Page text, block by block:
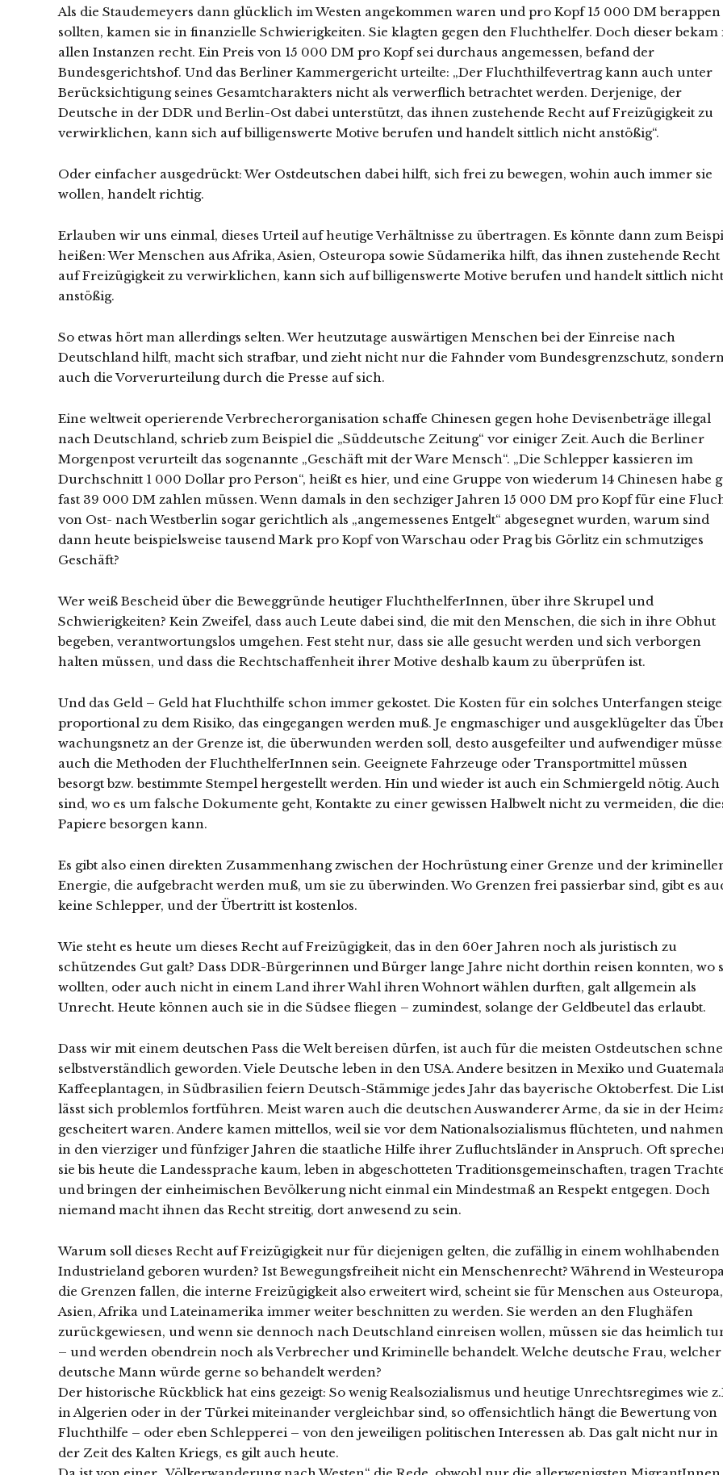
Als die Staudemeyers dann glücklich im Westen angekommen waren und pro Kopf 15 000 DM berappen
sollten, kamen sie in finanzielle Schwierigkeiten. Sie klagten gegen den Fluchthelfer. Doch dieser bekam
allen Instanzen recht. Ein Preis von 15 000 DM pro Kopf sei durchaus angemessen, befand der
Bundesgerichtshof. Und das Berliner Kammergericht urteilte: „Der Fluchthilfevertrag kann auch unter
Berücksichtigung seines Gesamtcharakters nicht als verwerflich betrachtet werden. Derjenige, der
Deutsche in der DDR und Berlin-Ost dabei unterstützt, das ihnen zustehende Recht auf Freizügigkeit zu
verwirklichen, kann sich auf billigenswerte Motive berufen und handelt sittlich nicht anstößig“.
Oder einfacher ausgedrückt: Wer Ostdeutschen dabei hilft, sich frei zu bewegen, wohin auch immer sie
wollen, handelt richtig.
Erlauben wir uns einmal, dieses Urteil auf heutige Verhältnisse zu übertragen. Es könnte dann zum
heißen: Wer Menschen aus Afrika, Asien, Osteuropa sowie Südamerika hilft, das ihnen zustehende Recht
auf Freizügigkeit zu verwirklichen, kann sich auf billigenswerte Motive berufen und handelt sittlich nicht
anstößig.
So etwas hört man allerdings selten. Wer heutzutage auswärtigen Menschen bei der Einreise nach
Deutschland hilft, macht sich strafbar, und zieht nicht nur die Fahnder vom Bundesgrenzschutz,
auch die Vorverurteilung durch die Presse auf sich.
Eine weltweit operierende Verbrecherorganisation schaffe Chinesen gegen hohe Devisenbeträge illegal
nach Deutschland, schrieb zum Beispiel die „Süddeutsche Zeitung“ vor einiger Zeit. Auch die Berliner
Morgenpost verurteilt das sogenannte „Geschäft mit der Ware Mensch“. „Die Schlepper kassieren im
Durchschnitt 1 000 Dollar pro Person“, heißt es hier, und eine Gruppe von wiederum 14 Chinesen habe
fast 39 000 DM zahlen müssen. Wenn damals in den sechziger Jahren 15 000 DM pro Kopf für eine
von Ost- nach Westberlin sogar gerichtlich als „angemessenes Entgelt“ abgesegnet wurden, warum sind
dann heute beispielsweise tausend Mark pro Kopf von Warschau oder Prag bis Görlitz ein schmutziges
Geschäft?
Wer weiß Bescheid über die Beweggründe heutiger FluchthelferInnen, über ihre Skrupel und
Schwierigkeiten? Kein Zweifel, dass auch Leute dabei sind, die mit den Menschen, die sich in ihre Obhut
begeben, verantwortungslos umgehen. Fest steht nur, dass sie alle gesucht werden und sich verborgen
halten müssen, und dass die Rechtschaffenheit ihrer Motive deshalb kaum zu überprüfen ist.
Und das Geld – Geld hat Fluchthilfe schon immer gekostet. Die Kosten für ein solches Unterfangen
proportional zu dem Risiko, das eingegangen werden muß. Je engmaschiger und ausgeklügelter das
wachungsnetz an der Grenze ist, die überwunden werden soll, desto ausgefeilter und aufwendiger
auch die Methoden der FluchthelferInnen sein. Geeignete Fahrzeuge oder Transportmittel müssen
besorgt bzw. bestimmte Stempel hergestellt werden. Hin und wieder ist auch ein Schmiergeld nötig. Auch
sind, wo es um falsche Dokumente geht, Kontakte zu einer gewissen Halbwelt nicht zu vermeiden, die
Papiere besorgen kann.
Es gibt also einen direkten Zusammenhang zwischen der Hochrüstung einer Grenze und der
Energie, die aufgebracht werden muß, um sie zu überwinden. Wo Grenzen frei passierbar sind, gibt es
keine Schlepper, und der Übertritt ist kostenlos.
Wie steht es heute um dieses Recht auf Freizügigkeit, das in den 60er Jahren noch als juristisch zu
schützendes Gut galt? Dass DDR-Bürgerinnen und Bürger lange Jahre nicht dorthin reisen konnten, wo
wollten, oder auch nicht in einem Land ihrer Wahl ihren Wohnort wählen durften, galt allgemein als
Unrecht. Heute können auch sie in die Südsee fliegen – zumindest, solange der Geldbeutel das erlaubt.
Dass wir mit einem deutschen Pass die Welt bereisen dürfen, ist auch für die meisten Ostdeutschen
selbstverständlich geworden. Viele Deutsche leben in den USA. Andere besitzen in Mexiko und
Kaffeeplantagen, in Südbrasilien feiern Deutsch-Stämmige jedes Jahr das bayerische Ok­­­to­­ber­­­fest. Die
lässt sich problemlos fortführen. Meist waren auch die deutschen Auswanderer Arme, da sie in der
gescheitert waren. Andere kamen mittellos, weil sie vor dem Nationalsozialismus flüchteten, und nahmen
in den vierziger und fünfziger Jahren die staatliche Hilfe ihrer Zufluchtsländer in Anspruch. Oft
sie bis heute die Landessprache kaum, leben in abgeschotteten Traditionsgemeinschaften, tragen
und bringen der einheimischen Bevölkerung nicht einmal ein Mindestmaß an Respekt entgegen. Doch
niemand macht ihnen das Recht streitig, dort anwesend zu sein.
Warum soll dieses Recht auf Freizügigkeit nur für diejenigen gelten, die zufällig in einem wohlhabenden
Industrieland geboren wurden? Ist Bewegungsfreiheit nicht ein Menschenrecht? Während in
die Grenzen fallen, die interne Freizügigkeit also erweitert wird, scheint sie für Menschen aus Osteuropa,
Asien, Afrika und Lateinamerika immer weiter beschnitten zu werden. Sie werden an den Flughäfen
zurückgewiesen, und wenn sie dennoch nach Deutschland einreisen wollen, müssen sie das heimlich
– und werden obendrein noch als Verbrecher und Kriminelle behandelt. Welche deutsche Frau, welcher
deutsche Mann würde gerne so behandelt werden?
Der historische Rückblick hat eins gezeigt: So wenig Realsozialismus und heutige Unrechtsregimes wie
in Algerien oder in der Türkei miteinander vergleichbar sind, so offensichtlich hängt die Bewertung von
Fluchthilfe – oder eben Schlepperei – von den jeweiligen politischen Interessen ab. Das galt nicht nur in
der Zeit des Kalten Kriegs, es gilt auch heute.